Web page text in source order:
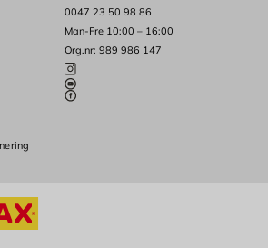
0047 23 50 98 86
Man-Fre 10:00 – 16:00
Org.nr: 989 986 147